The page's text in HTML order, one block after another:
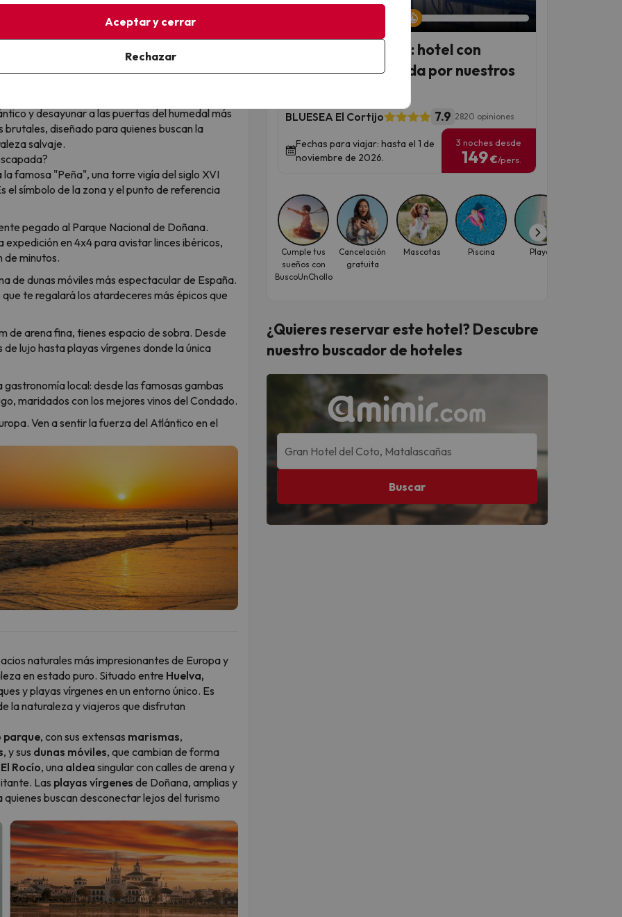
de Doñana
Matalascañas es el único lugar del
y desayunar a las puertas del humedal más
diseñado para quienes buscan la
salvaje.
famosa "Peña", una torre vigía del siglo XVI
el símbolo de la zona y el punto de referencia
pegado al Parque Nacional de Doñana.
expedición en 4x4 para avistar linces ibéricos,
de minutos.
de dunas móviles más espectacular de España.
te regalará los atardeceres más épicos que
de arena fina, tienes espacio de sobra. Desde
lujo hasta playas vírgenes donde la única
local: desde las famosas gambas
maridados con los mejores vinos del Condado.
Ven a sentir la fuerza del Atlántico en el
naturales más impresionantes de Europa y
en estado puro. Situado entre Huelva,
y playas vírgenes en un entorno único. Es
la naturaleza y viajeros que disfrutan
parque, con sus extensas marismas,
, y sus dunas móviles, que cambian de forma
El Rocío, una aldea singular con calles de arena y
Las playas vírgenes de Doñana, amplias y
buscan desconectar lejos del turismo
Doñana en familia: hotel con
animación premiada por nuestros
BLUESEA El Cortijo 7.9 2820 opiniones
Fechas para viajar: hasta el 1 de
noviembre de 2026.
3 noches desde
149€/pers.
Cumple tus
sueños con
BuscoUnChollo
Cancelación
gratuita
Mascotas Piscina Playa
¿Quieres reservar este hotel? Descubre
nuestro buscador de hoteles
Buscar
Aceptar y cerrar
Rechazar